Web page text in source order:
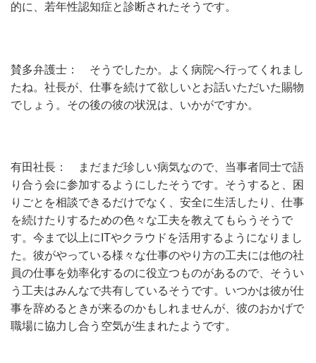
的に、若年性認知症と診断されたそうです。
賛多弁護士： そうでしたか。よく病院へ行ってくれまし
たね。社長が、仕事を続けて欲しいとお話いただいた賜物
でしょう。その後の彼の状況は、いかがですか。
有田社長： まだまだ珍しい病気なので、当事者同士で語
り合う会に参加するようにしたそうです。そうすると、困
りごとを相談できるだけでなく、安全に生活したり、仕事
を続けたりするための色々な工夫を教えてもらうそうで
す。今まで以上にITやクラウドを活用するようになりまし
た。彼がやっている様々な仕事のやり方の工夫には他の社
員の仕事を効率化するのに役立つものがあるので、そうい
う工夫はみんなで共有しているそうです。いつかは彼が仕
事を辞めるときが来るのかもしれませんが、彼のおかげで
職場に協力し合う空気が生まれたようです。